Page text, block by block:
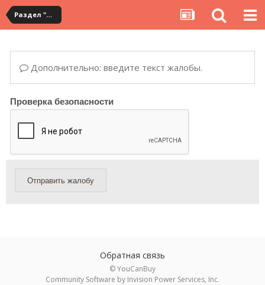
Раздел "Мои посылки" на сервисе YouCanBuy
Дополнительно: введите текст жалобы.
Проверка безопасности
Отправить жалобу
Обратная связь
© YouCanBuy
Community Software by Invision Power Services, Inc.